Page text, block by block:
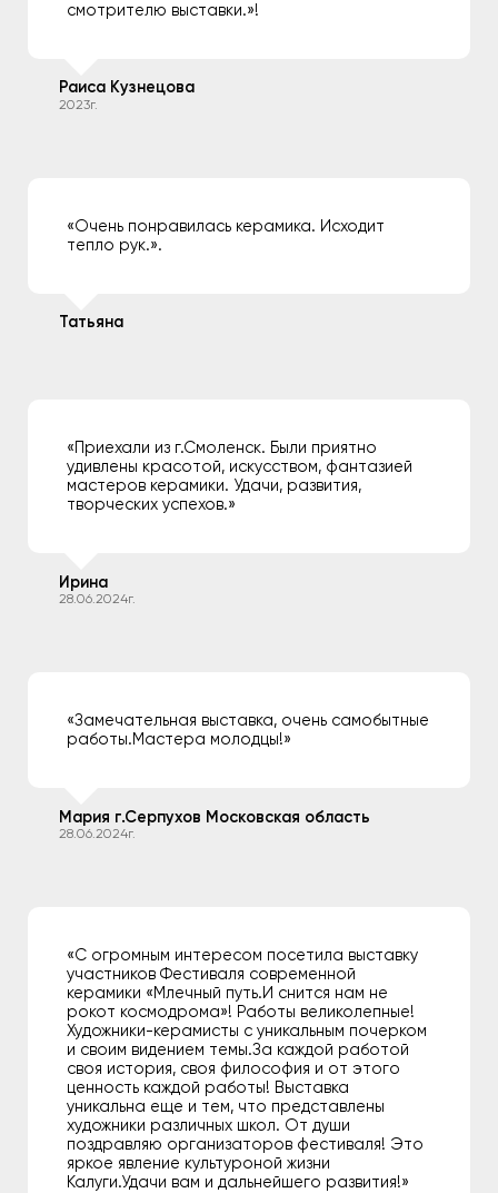
смотрителю выставки.»!
Раиса Кузнецова
2023г.
«Очень понравилась керамика. Исходит
тепло рук.».
Татьяна
«Приехали из г.Смоленск. Были приятно
удивлены красотой, искусством, фантазией
мастеров керамики. Удачи, развития,
творческих успехов.»
Ирина
28.06.2024г.
«Замечательная выставка, очень самобытные
работы.Мастера молодцы!»
Мария г.Серпухов Московская область
28.06.2024г.
«С огромным интересом посетила выставку
участников Фестиваля современной
керамики «Млечный путь.И снится нам не
рокот космодрома»! Работы великолепные!
Художники-керамисты с уникальным почерком
и своим видением темы.За каждой работой
своя история, своя философия и от этого
ценность каждой работы! Выставка
уникальна еще и тем, что представлены
художники различных школ. От души
поздравляю организаторов фестиваля! Это
яркое явление культуроной жизни
Калуги.Удачи вам и дальнейшего развития!»